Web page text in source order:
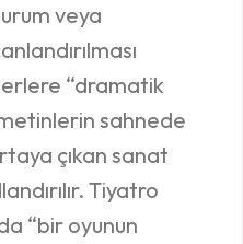
veya
“dramatik
sahnede
çıkan sanat
Tiyatro
“bir oyunun